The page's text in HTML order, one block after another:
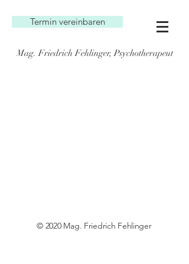
Termin vereinbaren
Mag. Friedrich Fehlinger, Psychotherapeut
© 2020 Mag. Friedrich Fehlinger